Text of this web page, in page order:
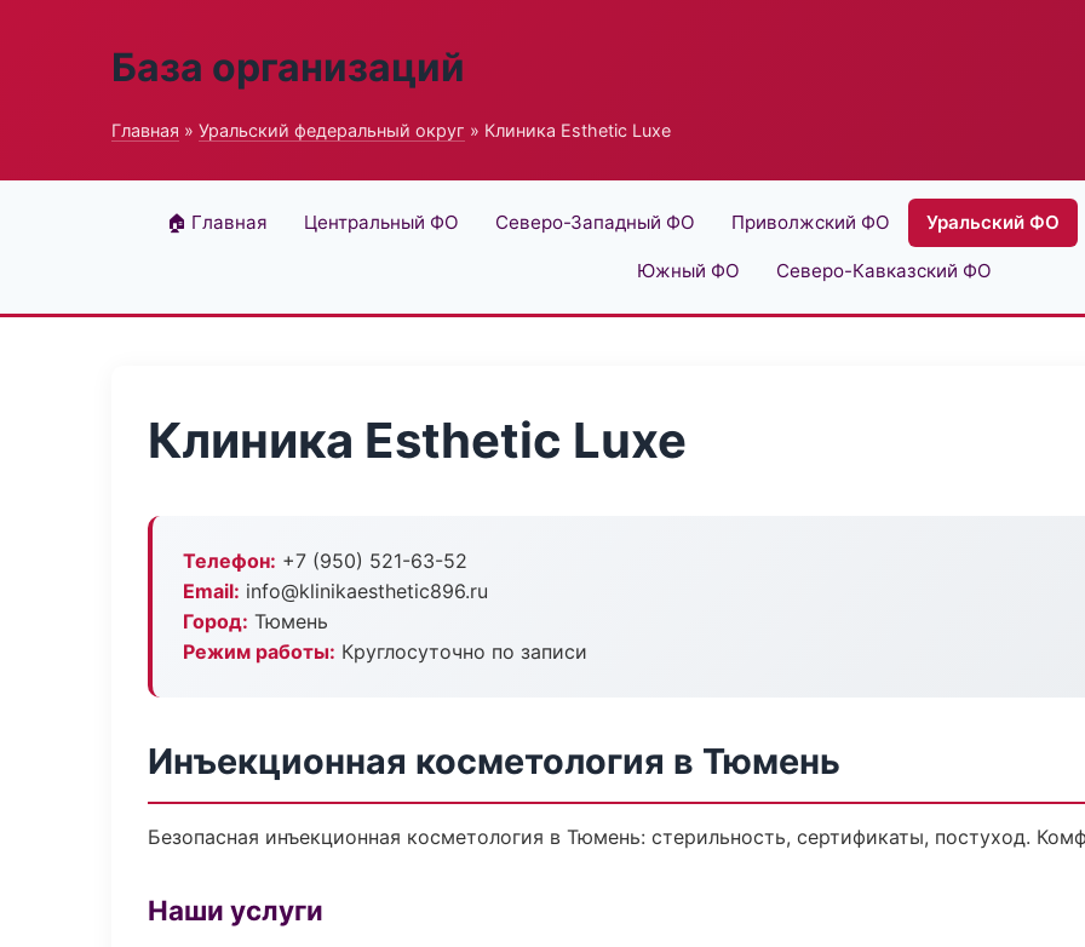
База организаций
Главная » Уральский федеральный округ » Клиника Esthetic Luxe
🏠 Главная Центральный ФО Северо-Западный ФО Приволжский ФО Уральский ФО
Южный ФО Северо-Кавказский ФО
Клиника Esthetic Luxe
Телефон: +7 (950) 521-63-52
Email: info@klinikaesthetic896.ru
Город: Тюмень
Режим работы: Круглосуточно по записи
Инъекционная косметология в Тюмень
Безопасная инъекционная косметология в Тюмень: стерильность, сертификаты, постуход.
Наши услуги